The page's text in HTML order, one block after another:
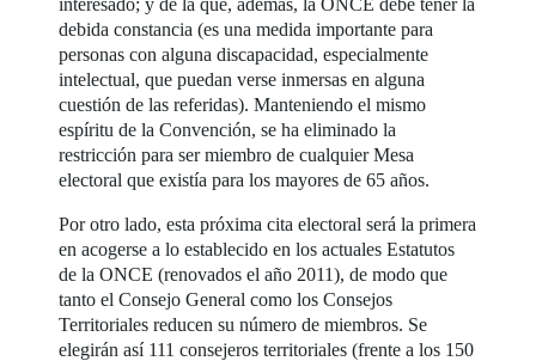
debida constancia (es una medida importante para
personas con alguna discapacidad, especialmente
intelectual, que puedan verse inmersas en alguna
cuestión de las referidas). Manteniendo el mismo
espíritu de la Convención, se ha eliminado la
restricción para ser miembro de cualquier Mesa
electoral que existía para los mayores de 65 años.
Por otro lado, esta próxima cita electoral será la primera
en acogerse a lo establecido en los actuales Estatutos
de la ONCE (renovados el año 2011), de modo que
tanto el Consejo General como los Consejos
Territoriales reducen su número de miembros. Se
elegirán así 111 consejeros territoriales (frente a los 150